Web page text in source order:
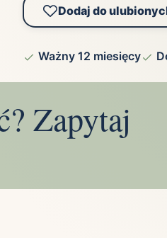
Dodaj do
Ważny 12 miesięcy
Zapytaj